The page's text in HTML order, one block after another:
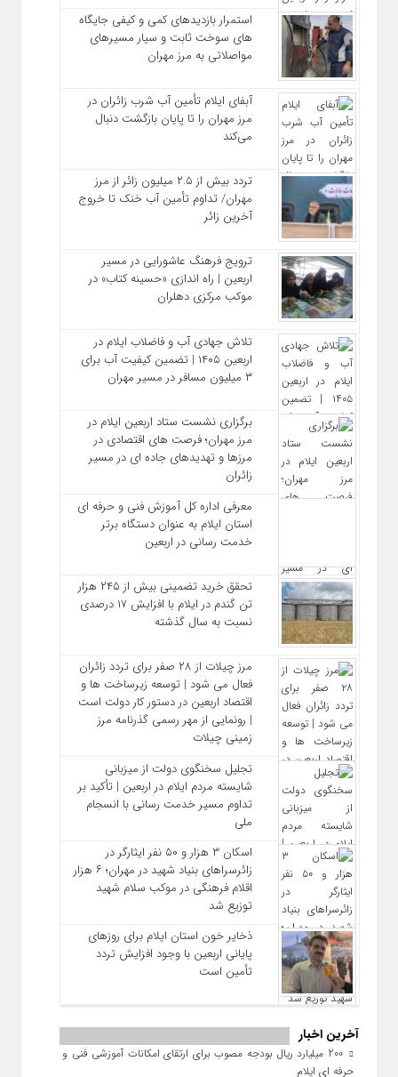
استمرار بازدیدهای کمی و کیفی جایگاه‌
های سوخت ثابت و سیار مسیرهای
مواصلاتی به مرز مهران
آبفای ایلام تأمین آب شرب زائران در
مرز مهران را تا پایان بازگشت دنبال
می‌کند
تردد بیش از ۲.۵ میلیون زائر از مرز
مهران/ تداوم تأمین آب خنک تا خروج
آخرین زائر
ترویج فرهنگ عاشورایی در مسیر
اربعین | راه‌ اندازی «حسینه کتاب» در
موکب مرکزی دهلران
تلاش جهادی آب و فاضلاب ایلام در
اربعین ۱۴۰۵ | تضمین کیفیت آب برای
۳ میلیون مسافر در مسیر مهران
برگزاری نشست ستاد اربعین ایلام در
مرز مهران؛ فرصت‌ های اقتصادی در
مرزها و تهدیدهای جاده‌ ای در مسیر
زائران
معرفی اداره کل آموزش فنی و حرفه‌ ای
استان ایلام به‌ عنوان دستگاه برتر
خدمت‌ رسانی در اربعین
تحقق خرید تضمینی بیش از ۲۴۵ هزار
تن گندم در ایلام با افزایش ۱۷ درصدی
نسبت به سال گذشته
مرز چیلات از ۲۸ صفر برای تردد زائران
فعال می‌ شود | توسعه زیرساخت‌ ها و
اقتصاد اربعین در دستور کار دولت است
| رونمایی از مهر رسمی گذرنامه مرز
زمینی چیلات
تجلیل سخنگوی دولت از میزبانی
شایسته مردم ایلام در اربعین | تأکید بر
تداوم مسیر خدمت‌ رسانی با انسجام
ملی
اسکان ۳ هزار و ۵۰ نفر ایثارگر در
زائرسراهای بنیاد شهید در مهران؛ ۶ هزار
اقلام فرهنگی در موکب سلام شهید
توزیع شد
ذخایر خون استان ایلام برای روزهای
پایانی اربعین با وجود افزایش تردد
تأمین است
آخرین اخبار
200 میلیارد ریال بودجه مصوب برای ارتقای امکانات آموزشی فنی‌ و
حرفه‌ ای ایلام